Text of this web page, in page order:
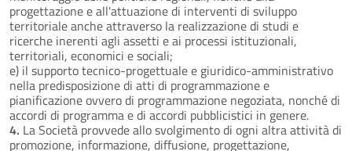
progettazione e all'attuazione di interventi di sviluppo
territoriale anche attraverso la realizzazione di studi e
ricerche inerenti agli assetti e ai processi istituzionali,
territoriali, economici e sociali;
e) il supporto tecnico-progettuale e giuridico-amministrativo
nella predisposizione di atti di programmazione e
pianificazione ovvero di programmazione negoziata, nonché di
accordi di programma e di accordi pubblicistici in genere.
4. La Società provvede allo svolgimento di ogni altra attività di
promozione, informazione, diffusione, progettazione,